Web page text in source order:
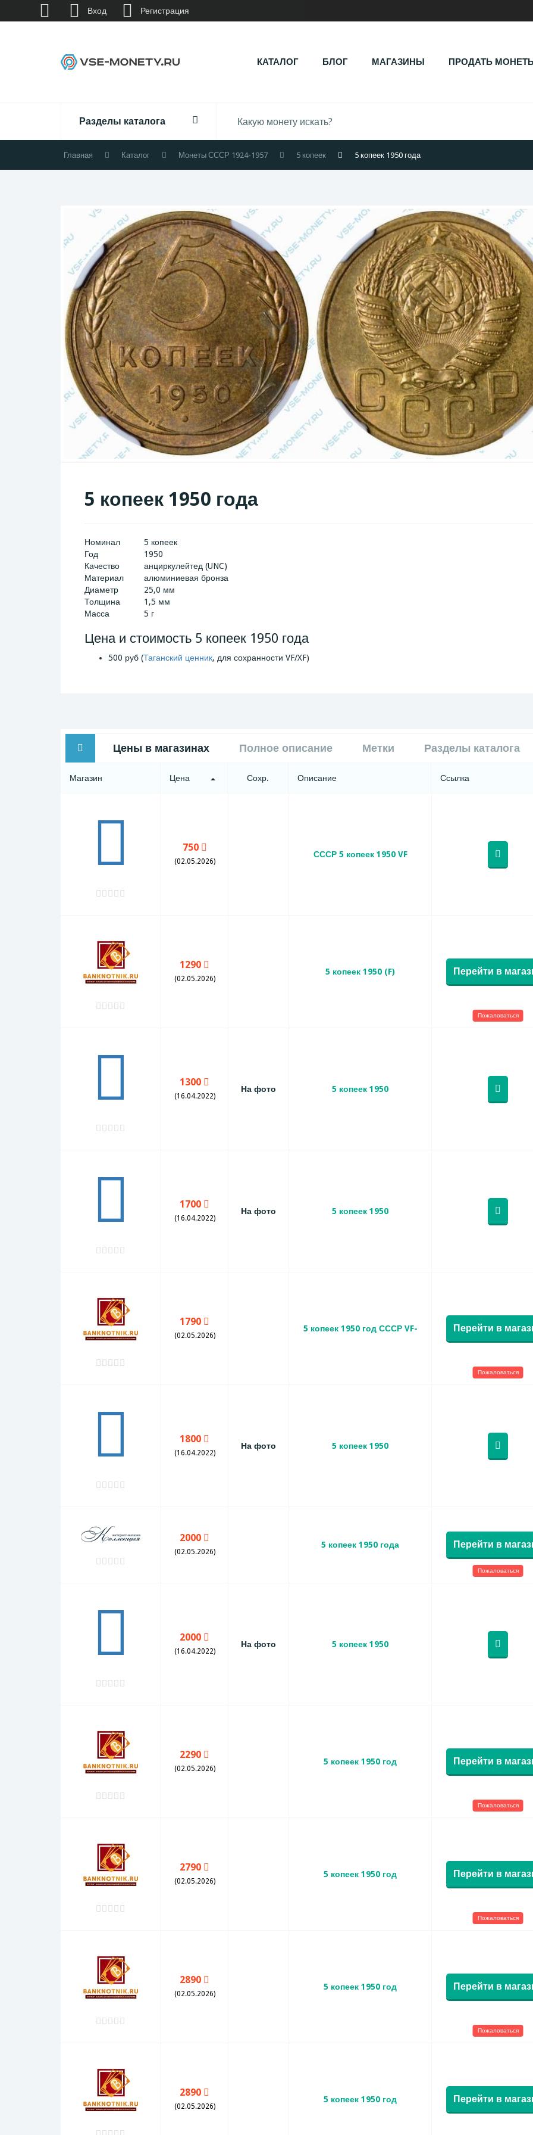
КАТАЛОГ БЛОГ МАГАЗИНЫ ПРОДАТЬ
Разделы каталога
Главная Каталог Монеты СССР 1924-1957 5 копеек 5 копеек 1950 года
5 копеек 1950 года
Номинал
5 копеек
Год
1950
Качество
анциркулейтед (UNC)
Материал
алюминиевая бронза
Диаметр
25,0 мм
Толщина
1,5 мм
Масса
5 г
Цена и стоимость 5 копеек 1950 года
500 руб (Таганский ценник, для сохранности VF/XF)
Цены в магазинах Полное описание Метки Разделы каталога
Магазин Цена Сохр. Описание Ссылка
750
(02.05.2026)
СССР 5 копеек 1950 VF
1290
(02.05.2026)
5 копеек 1950 (F) Перейти в
Пожаловаться
1300
(16.04.2022)
На фото 5 копеек 1950
1700
(16.04.2022)
На фото 5 копеек 1950
1790
(02.05.2026)
5 копеек 1950 год СССР VF- Перейти в
Пожаловаться
1800
(16.04.2022)
На фото 5 копеек 1950
2000
(02.05.2026)
5 копеек 1950 года Перейти в
Пожаловаться
2000
(16.04.2022)
На фото 5 копеек 1950
2290
(02.05.2026)
5 копеек 1950 год Перейти в
Пожаловаться
2790
(02.05.2026)
5 копеек 1950 год Перейти в
Пожаловаться
2890
(02.05.2026)
5 копеек 1950 год Перейти в
Пожаловаться
2890
(02.05.2026)
5 копеек 1950 год Перейти в
Вход Регистрация